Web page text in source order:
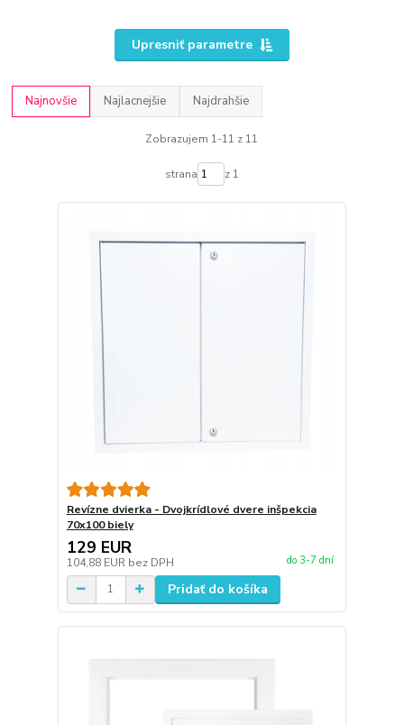
Upresniť parametre
Najnovšie Najlacnejšie Najdrahšie
Zobrazujem 1-11 z 11
strana z 1
Revízne dvierka - Dvojkrídlové dvere inšpekcia
70x100 biely
129 EUR
104,88 EUR bez DPH do 3-7 dní
Pridať do košíka